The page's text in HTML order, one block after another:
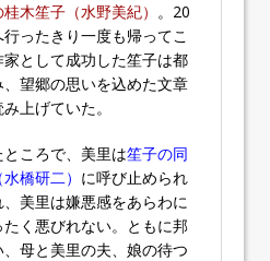
木笙子（水野美紀） 。20
ったきり一度も帰ってこ
として成功した笙子は都
望郷の思いを込めた文章
上げていた。
ころで、美里は笙子の同
橋研二） に呼び止められ
美里は嫌悪感をあらわに
く悪びれない。ともに邦
母と美里の夫、娘の待つ